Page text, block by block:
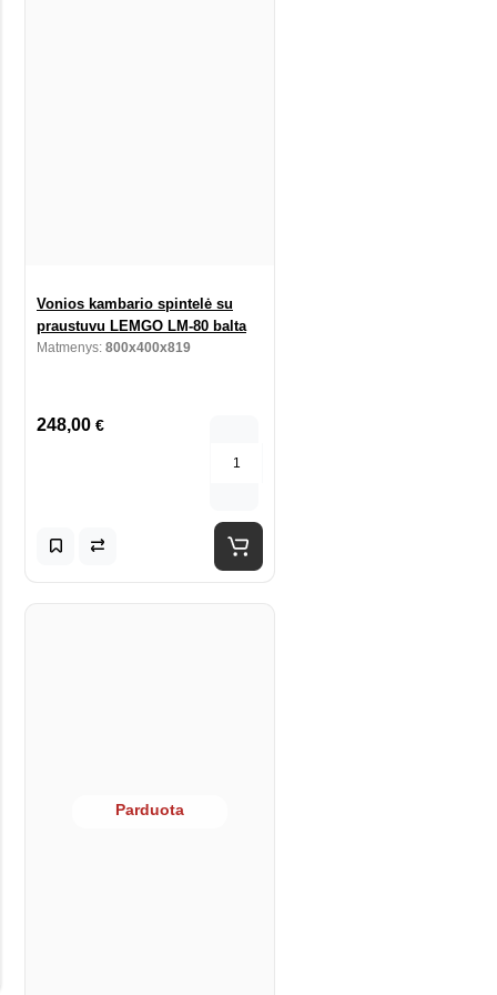
Vonios kambario spintelė su
praustuvu LEMGO LM-80 balta
Matmenys: 800x400x819
248,00 €
Parduota